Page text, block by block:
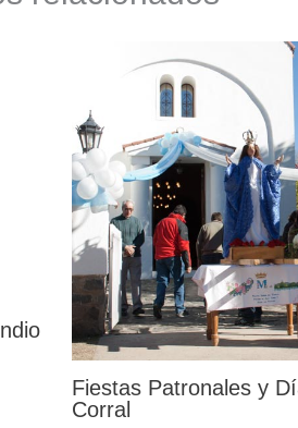
Fiestas Patronales y
Corral